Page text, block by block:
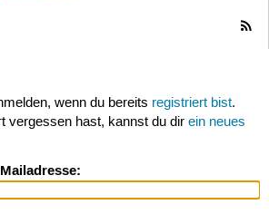
wenn du bereits registriert bist.
vergessen hast, kannst du dir ein neues